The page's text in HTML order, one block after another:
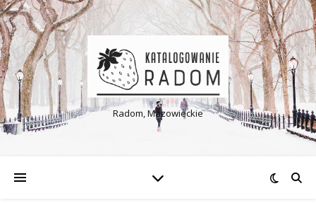
Radom, Mazowieckie